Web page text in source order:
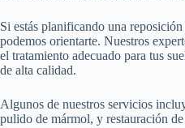
Si estás planificando una
podemos orientarte. Nuestros
el tratamiento adecuado para tus
de alta calidad.
Algunos de nuestros servicios
pulido de mármol, y restauración